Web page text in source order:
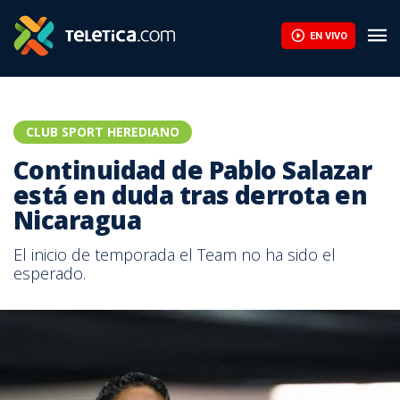
EN VIVO
CLUB SPORT HEREDIANO
Continuidad de Pablo Salazar
está en duda tras derrota en
Nicaragua
El inicio de temporada el Team no ha sido el
esperado.